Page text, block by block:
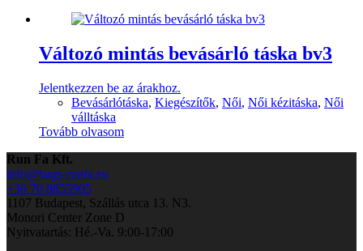
Változó mintás bevásárló táska bv3
Jelentkezzen be az árakhoz.
Bevásárlótáska, Kiegészítők, Női, Női kézitáska, Női
válltáska
Tovább olvasom
Run Fa Kft.
info@bags-runfa.eu
+36 70 8855905
1107 Budapest, Szállás utca 13. N3.
Monori Center Zone D
Nyitvatartás: Hé.-Va. 9:00-17:00